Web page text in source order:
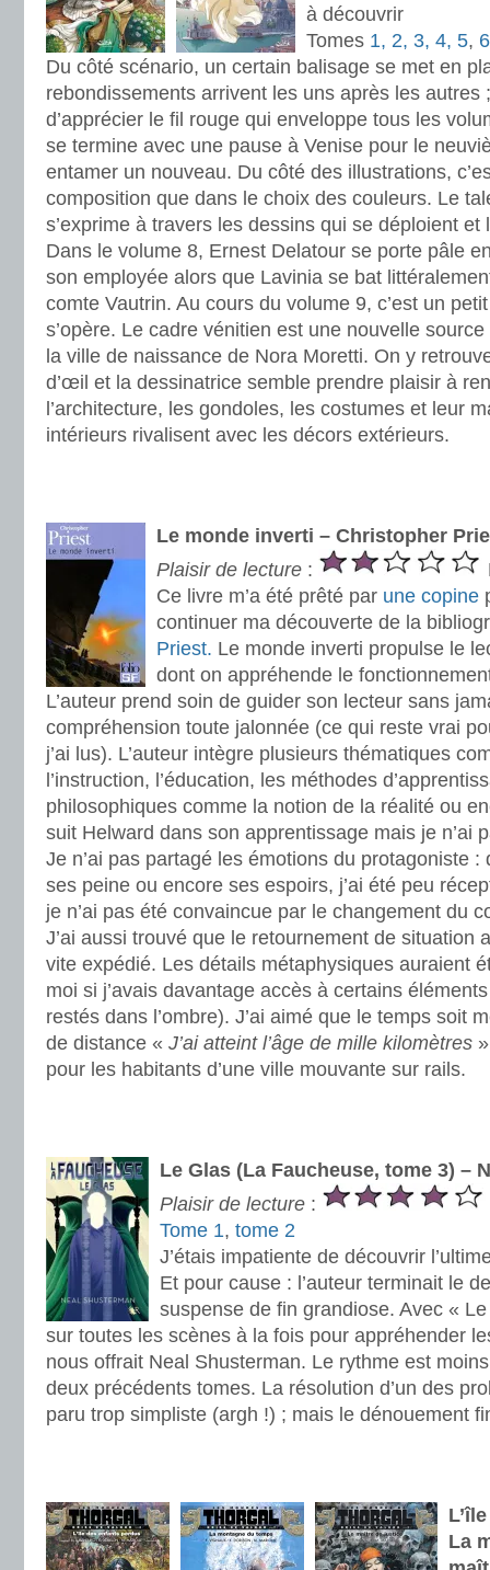
à découvrir
Tomes 1, 2, 3, 4, 5,
Du côté scénario, un certain balisage se met en
rebondissements arrivent les uns après les autres
d’apprécier le fil rouge qui enveloppe tous les
se termine avec une pause à Venise pour le
entamer un nouveau. Du côté des illustrations,
composition que dans le choix des couleurs. Le
s’exprime à travers les dessins qui se déploient
Dans le volume 8, Ernest Delatour se porte pâle
son employée alors que Lavinia se bat
comte Vautrin. Au cours du volume 9, c’est un
s’opère. Le cadre vénitien est une nouvelle
la ville de naissance de Nora Moretti. On y
d’œil et la dessinatrice semble prendre plaisir à
l’architecture, les gondoles, les costumes et leur
intérieurs rivalisent avec les décors extérieurs.
Le monde inverti – Christopher
Plaisir de lecture :
Ce livre m’a été prêté par une copine
continuer ma découverte de la
Priest. Le monde inverti propulse le
dont on appréhende le
L’auteur prend soin de guider son lecteur sans
compréhension toute jalonnée (ce qui reste vrai
j’ai lus). L’auteur intègre plusieurs thématiques
l’instruction, l’éducation, les méthodes
philosophiques comme la notion de la réalité ou
suit Helward dans son apprentissage mais je n’ai
Je n’ai pas partagé les émotions du protagoniste
ses peine ou encore ses espoirs, j’ai été peu
je n’ai pas été convaincue par le changement du
J’ai aussi trouvé que le retournement de situation
vite expédié. Les détails métaphysiques auraient
moi si j’avais davantage accès à certains
restés dans l’ombre). J’ai aimé que le temps soit
de distance « J’ai atteint l’âge de mille kilomètres
pour les habitants d’une ville mouvante sur rails.
Le Glas (La Faucheuse, tome 3) –
Plaisir de lecture :
Tome 1, tome 2
J’étais impatiente de découvrir
Et pour cause : l’auteur terminait le
suspense de fin grandiose. Avec «
sur toutes les scènes à la fois pour appréhender
nous offrait Neal Shusterman. Le rythme est
deux précédents tomes. La résolution d’un des
paru trop simpliste (argh !) ; mais le dénouement
La